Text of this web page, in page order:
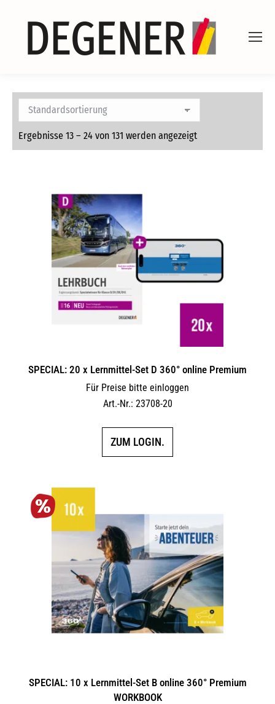
Ergebnisse 13 – 24 von 131 werden angezeigt
SPECIAL: 20 x Lernmittel-Set D 360° online Premium
Für Preise bitte einloggen
Art.-Nr.: 23708-20
ZUM LOGIN.
SPECIAL: 10 x Lernmittel-Set B online 360° Premium
WORKBOOK